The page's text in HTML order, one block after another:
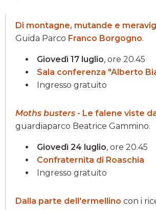
Di montagne, mutande e
Guida Parco Franco Borgogno.
Giovedì 17 luglio, ore 20.45
Sala conferenza "Alberto
Ingresso gratuito
Moths busters - Le falene viste
guardiaparco Beatrice Gammino.
Giovedì 24 luglio, ore 20.45
Confraternita di Roaschia
Ingresso gratuito
Dalla parte dell'ermellino con i